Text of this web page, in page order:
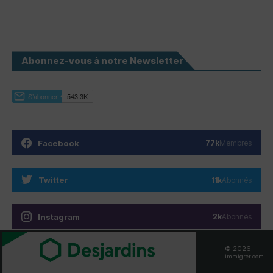
Abonnez-vous à notre Newsletter
Facebook 77kMembres
Twitter 11kAbonnés
Instagram 2kAbonnés
Youtube Abonnés
© 2026
immigrer.com